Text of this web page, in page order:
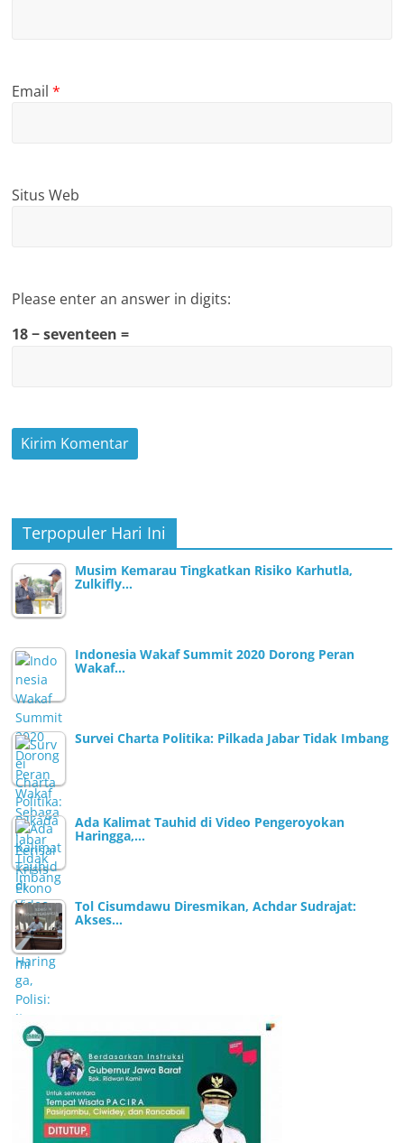
Email*
Situs Web
Please enter an answer in digits:
18 − seventeen =
Terpopuler Hari Ini
Musim Kemarau Tingkatkan Risiko Karhutla,
Zulkifly…
Indonesia Wakaf Summit 2020 Dorong Peran
Wakaf…
Survei Charta Politika: Pilkada Jabar Tidak Imbang
Ada Kalimat Tauhid di Video Pengeroyokan
Haringga,…
Tol Cisumdawu Diresmikan, Achdar Sudrajat:
Akses…